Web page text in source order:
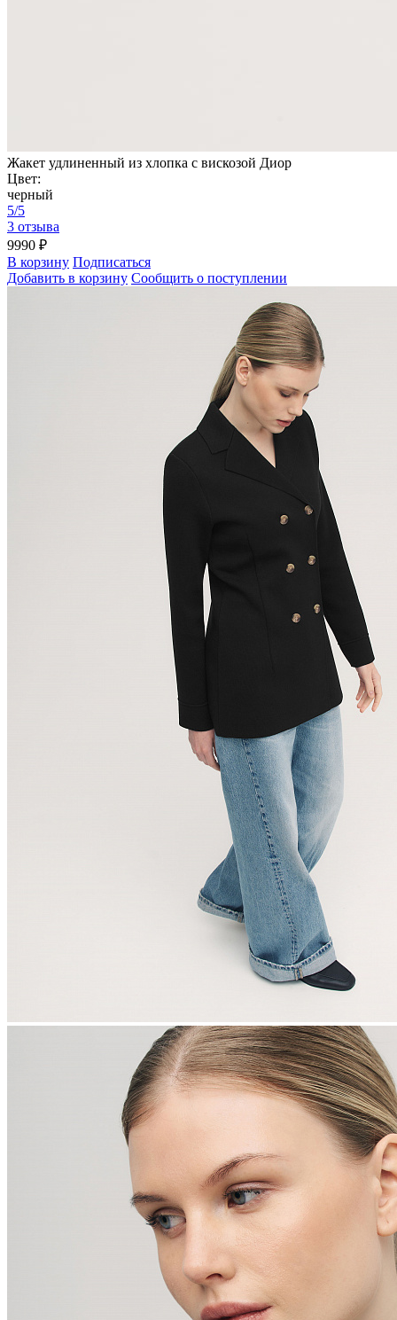
Жакет удлиненный из хлопка с вискозой Диор
Цвет:
черный
5/5
3 отзыва
9990 ₽
В корзину Подписаться
Добавить в корзину Сообщить о поступлении